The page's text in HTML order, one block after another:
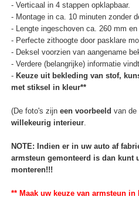
- Verticaal in 4 stappen opklapbaar.
- Montage in ca. 10 minuten zonder
- Lengte ingeschoven ca. 260 mm
- Perfecte zithoogte door pasklare
- Deksel voorzien van aangename
- Verdere (belangrijke) informatie
- Keuze uit bekleding van stof,
met stiksel in kleur**
(De foto's zijn een voorbeeld van de
willekeurig interieur.
NOTE: Indien er in uw auto af
armsteun gemonteerd is dan kunt
monteren!!!
** Maak uw keuze van armsteun